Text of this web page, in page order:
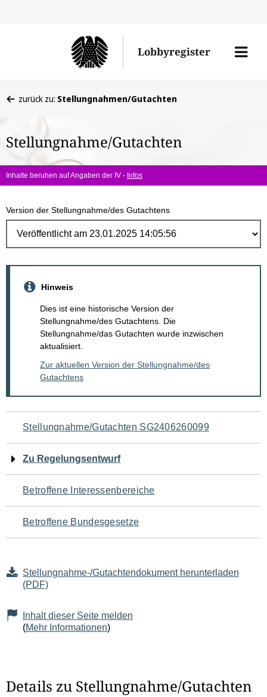
Lobbyregister
Menü
befinden
hier:
zurück zu: Stellungnahmen/Gutachten
Stellungnahme/Gutachten
Inhalte beruhen auf Angaben der IV - Infos
Version der Stellungnahme/des Gutachtens
Hinweis
Dies ist eine historische Version der
Stellungnahme/des Gutachtens. Die
Stellungnahme/das Gutachten wurde inzwischen
aktualisiert.
Zur aktuellen Version der Stellungnahme/des
Gutachtens
Navigation
für
den
Seiteninhalt
Stellungnahme/Gutachten SG2406260099
Zu Regelungsentwurf
Betroffene Interessenbereiche
Betroffene Bundesgesetze
Stellungnahme-/Gutachtendokument herunterladen
(PDF)
Inhalt dieser Seite melden
(Mehr Informationen)
Details zu Stellungnahme/Gutachten